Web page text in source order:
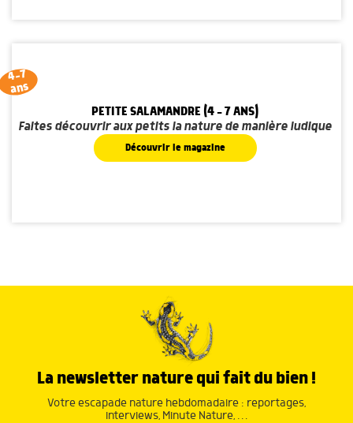
4-7
ans
PETITE SALAMANDRE (4 - 7 ANS)
Faites découvrir aux petits la nature de manière ludique
Découvrir le magazine
La newsletter nature qui fait du bien !
Votre escapade nature hebdomadaire : reportages,
interviews, Minute Nature, …